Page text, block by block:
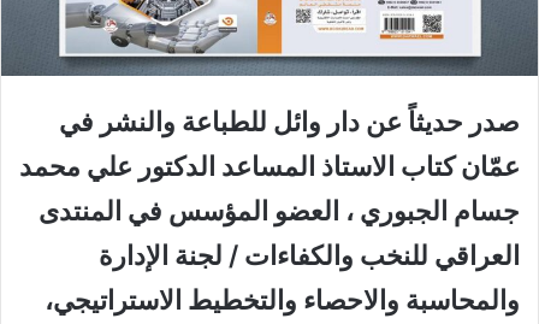
صدر حديثاً عن دار وائل للطباعة والنشر في
عمّان كتاب الاستاذ المساعد الدكتور علي محمد
جسام الجبوري ، العضو المؤسس في المنتدى
العراقي للنخب والكفاءات / لجنة الإدارة
والمحاسبة والاحصاء والتخطيط الاستراتيجي،